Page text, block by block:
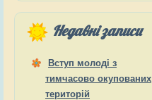
Недавні записи
Вступ молоді з
тимчасово окупованих
територій